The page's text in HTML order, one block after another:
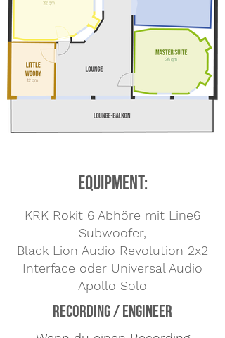
Equipment:
KRK Rokit 6 Abhöre mit Line6
Subwoofer,
Black Lion Audio Revolution 2x2
Interface oder Universal Audio
Apollo Solo
Recording / Engineer